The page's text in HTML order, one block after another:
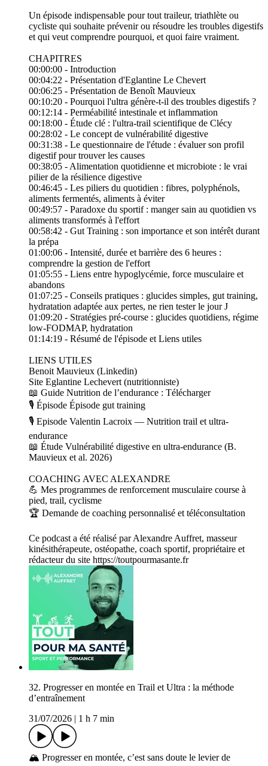
Un épisode indispensable pour tout traileur, triathlète ou
cycliste qui souhaite prévenir ou résoudre les troubles digestifs
et qui veut comprendre pourquoi, et quoi faire vraiment.
CHAPITRES
00:00:00 - Introduction
00:04:22 - Présentation d'Eglantine Le Chevert
00:06:25 - Présentation de Benoît Mauvieux
00:10:20 - Pourquoi l'ultra génère-t-il des troubles digestifs ?
00:12:14 - Perméabilité intestinale et inflammation
00:18:00 - Étude clé : l'ultra-trail scientifique de Clécy
00:28:02 - Le concept de vulnérabilité digestive
00:31:38 - Le questionnaire de l'étude : évaluer son profil
digestif pour trouver les causes
00:38:05 - Alimentation quotidienne et microbiote : le vrai
pilier de la résilience digestive
00:46:45 - Les piliers du quotidien : fibres, polyphénols,
aliments fermentés, aliments à éviter
00:49:57 - Paradoxe du sportif : manger sain au quotidien vs
aliments transformés à l'effort
00:58:42 - Gut Training : son importance et son intérêt durant
la prépa
01:00:06 - Intensité, durée et barrière des 6 heures :
comprendre la gestion de l'effort
01:05:55 - Liens entre hypoglycémie, force musculaire et
abandons
01:07:25 - Conseils pratiques : glucides simples, gut training,
hydratation adaptée aux pertes, ne rien tester le jour J
01:09:20 - Stratégies pré-course : glucides quotidiens, régime
low-FODMAP, hydratation
01:14:19 - Résumé de l'épisode et Liens utiles
LIENS UTILES
Benoit Mauvieux (Linkedin)
Site Eglantine Lechevert (nutritionniste)
📖 Guide Nutrition de l’endurance : Télécharger
🎙 Épisode Épisode gut training
🎙 Episode Valentin Lacroix — Nutrition trail et ultra-
endurance
📖 Étude Vulnérabilité digestive en ultra-endurance (B.
Mauvieux et al. 2026)
COACHING AVEC ALEXANDRE
💪 Mes programmes de renforcement musculaire course à
pied, trail, cyclisme
🏆 Demande de coaching personnalisé et téléconsultation
Ce podcast a été réalisé par Alexandre Auffret, masseur
kinésithérapeute, ostéopathe, coach sportif, propriétaire et
rédacteur du site https://toutpourmasante.fr
32. Progresser en montée en Trail et Ultra : la méthode
d’entraînement
31/07/2026
1 h 7 min
🏔️ Progresser en montée, c’est sans doute le levier de